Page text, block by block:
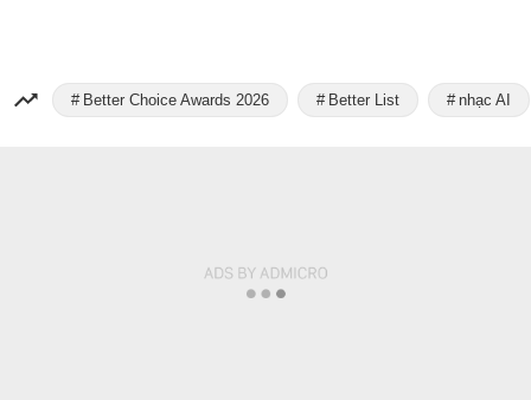
Better Choice Awards 2026 Better List nhạc AI